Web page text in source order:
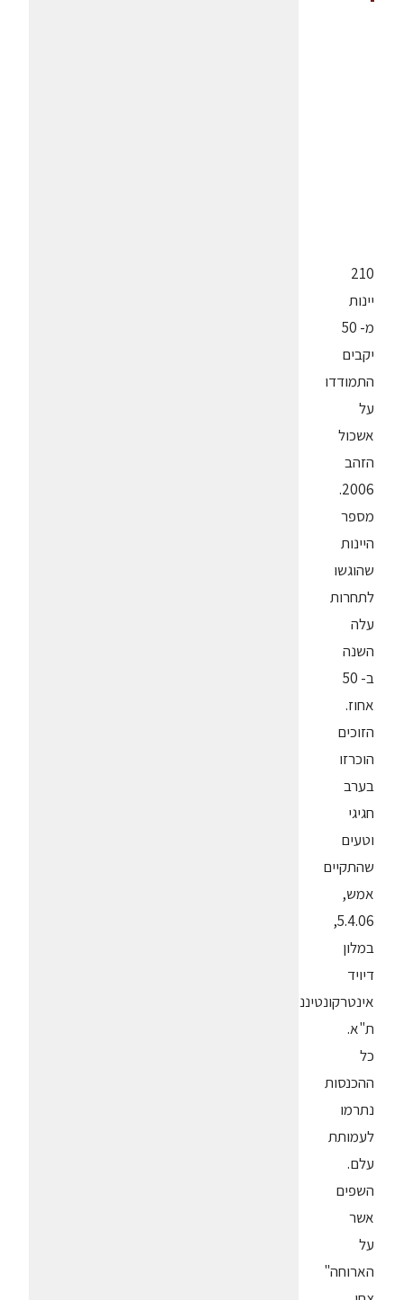
210
יינות
מ- 50
יקבים
התמודדו
על
אשכול
הזהב
2006.
מספר
היינות
שהוגשו
לתחרות
עלה
השנה
ב- 50
אחוז.
הזוכים
הוכרזו
בערב
חגיגי
וטעים
שהתקיים
אמש,
5.4.06,
במלון
דיויד
אינטרקונטיננטל
ת"א.
כל
ההכנסות
נתרמו
לעמותת
עלם.
השפים
אשר
על
הארוחה"